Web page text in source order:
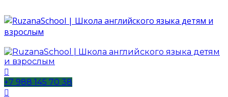
+7 988 145 70 38